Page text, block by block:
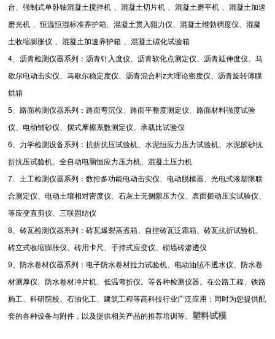
台、强制式单卧轴混凝土搅拌机 、混凝土切片机 、混凝土磨平机 、混凝土加速
磨光机 、恒温恒湿标准养护箱、混凝土贯入阻力仪、混凝土维勃稠度仪、混凝
土收缩膨胀仪 、混凝土加速养护箱 、混凝土碳化试验箱
4、沥青检测仪器系列：沥青针入度仪、沥青软化点测定仪、沥青延伸度仪、马
歇尔电动击实仪、马歇尔稳定度仪、沥青混合料z大理论密度仪、沥青旋转薄膜
烘箱
5、路面检测仪器系列：路面弯沉仪、路面平整度测定仪、路面材料强度试验
仪、电动铺砂仪、摆式摩擦系数测定仪、承载比试验仪
6、力学检测设备系列：抗折抗压试验机、水泥恒应力压力试验机、水泥胶砂抗
折抗压试验机、全自动电脑恒应力压力机、混凝土压力机
7、土工检测仪器系列：数控多功能电动击实仪、电动脱模器、光电式液塑限联
合测定仪、电动土壤相对密度仪、石灰土无侧限压力仪、表面振动压实试验仪、
等应变直剪仪、三联固结仪
8、砖瓦检测仪器系列：砖瓦爆裂蒸煮箱、自控砖瓦泛霜箱、砖瓦抗折试验机、
砖立式收缩膨胀仪、砖用卡尺、手持式应变仪、砌墙砖渗透仪
9、防水卷材仪器系列：电子防水卷材拉力试验机、电动油毡不透水仪、防水卷
材测厚仪、防水卷材冲片机、低温弯折仪。等各种检测仪器。在公路工程、铁路
施工、科研院校、石油化工、建筑工程等高科技行业广泛应用；同时为您提供配
套的各种设备与附件，以及提供相关产品的推荐培训等。塑料试模